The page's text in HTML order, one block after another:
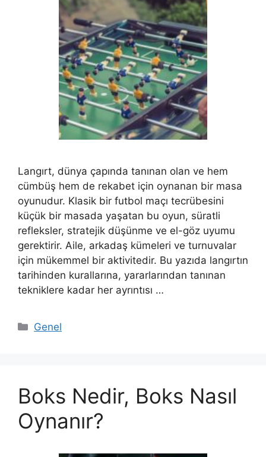
Langırt, dünya çapında tanınan olan ve hem
cümbüş hem de rekabet için oynanan bir masa
oyunudur. Klasik bir futbol maçı tecrübesini
küçük bir masada yaşatan bu oyun, süratli
refleksler, stratejik düşünme ve el-göz uyumu
gerektirir. Aile, arkadaş kümeleri ve turnuvalar
için mükemmel bir aktivitedir. Bu yazıda langırtın
tarihinden kurallarına, yararlarından tanınan
tekniklere kadar her ayrıntısı …
Kategoriler
Genel
Boks Nedir, Boks Nasıl
Oynanır?